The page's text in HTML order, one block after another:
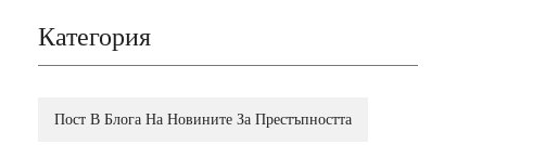
Категория
Пост В Блога На Новините За Престъпността